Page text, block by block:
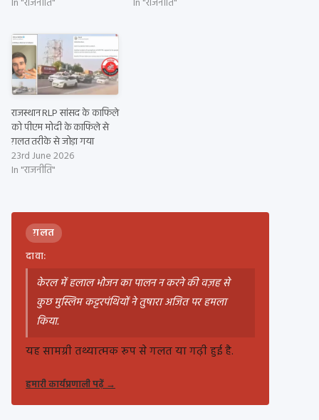
राजस्थान RLP सांसद के काफिले
को पीएम मोदी के काफिले से
ग़लत तरीके से जोड़ा गया
23rd June 2026
In "राजनीति"
ग़लत
दावा:
केरल में हलाल भोजन का पालन न करने की वज़ह से
कुछ मुस्लिम कट्टरपंथियों ने तुषारा अजित पर हमला
किया.
यह सामग्री तथ्यात्मक रूप से गलत या गढ़ी हुई है.
हमारी कार्यप्रणाली पढ़ें→